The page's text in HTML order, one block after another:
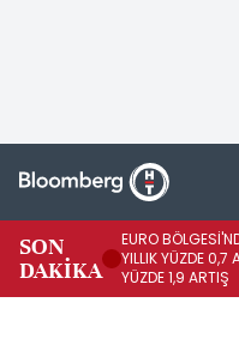
SON
DAKİKA
EURO
YILLIK YÜZDE 0,7
YÜZDE 1,9 ARTIŞ